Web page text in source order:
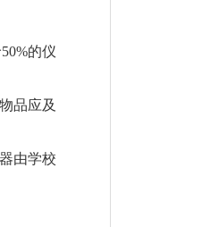
的仪
品应及
由学校